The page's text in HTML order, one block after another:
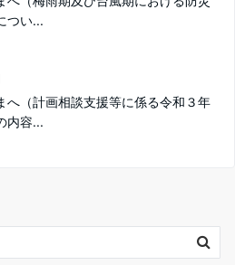
つい...
へ（計画相談支援等に係る令和３年
内容...